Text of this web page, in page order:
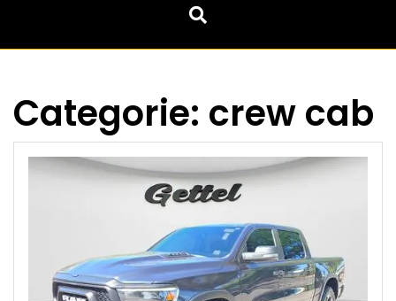
Categorie: crew cab